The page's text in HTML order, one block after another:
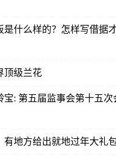
是什么样的？怎样写借据
顶级兰花
宝: 第五届监事会第十五次
有地方给出就地过年大礼